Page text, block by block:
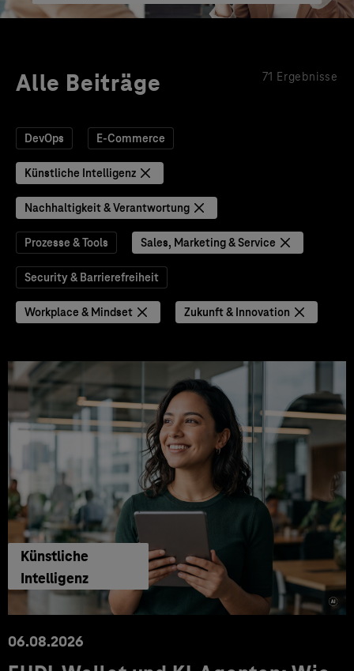
Alle Beiträge 71 Ergebnisse
DevOps E-Commerce
Künstliche Intelligenz
Nachhaltigkeit & Verantwortung
Prozesse & Tools Sales, Marketing & Service
Security & Barrierefreiheit
Workplace & Mindset Zukunft & Innovation
Künstliche
Intelligenz
06.08.2026